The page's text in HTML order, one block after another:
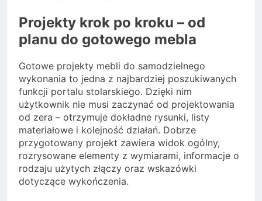
Projekty krok po kroku – od
planu do gotowego mebla
Gotowe projekty mebli do samodzielnego
wykonania to jedna z najbardziej poszukiwanych
funkcji portalu stolarskiego. Dzięki nim
użytkownik nie musi zaczynać od projektowania
od zera – otrzymuje dokładne rysunki, listy
materiałowe i kolejność działań. Dobrze
przygotowany projekt zawiera widok ogólny,
rozrysowane elementy z wymiarami, informacje o
rodzaju użytych złączy oraz wskazówki
dotyczące wykończenia.